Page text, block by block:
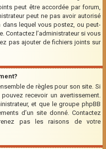
peut être accordée par forum,
peut ne pas avoir autorisé
dans lequel vous postez, ou peut-
Contactez l’administrateur si vous
pas ajouter de fichiers joints sur
de règles pour son site. Si
recevoir un avertissement.
et que le groupe phpBB
d’un site donné. Contactez
pas les raisons de votre